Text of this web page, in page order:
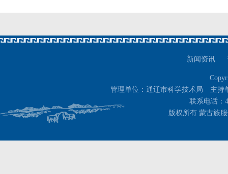
新闻资讯
管理单位：通辽市科学技术局 主持
联系电话：
版权所有 蒙古族